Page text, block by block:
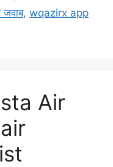
, wqazirx app
Air